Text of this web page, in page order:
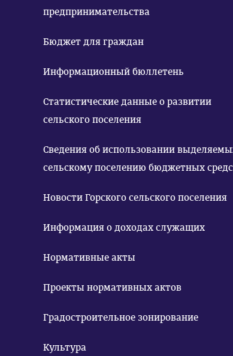
предпринимательства
Бюджет для граждан
Информационный бюллетень
Статистические данные о развитии
сельского поселения
Сведения об использовании
сельскому поселению бюджетных
Новости Горского сельского поселения
Информация о доходах служащих
Нормативные акты
Проекты нормативных актов
Градостроительное зонирование
Культура